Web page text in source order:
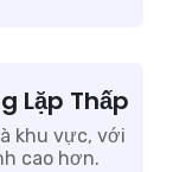
Lặp Thấp
khu vực, với
cao hơn.